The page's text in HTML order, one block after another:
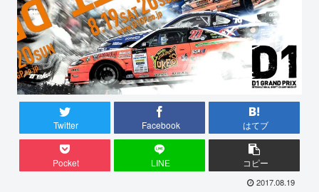
Twitter Facebook はてブ
Pocket LINE コピー
2017.08.19